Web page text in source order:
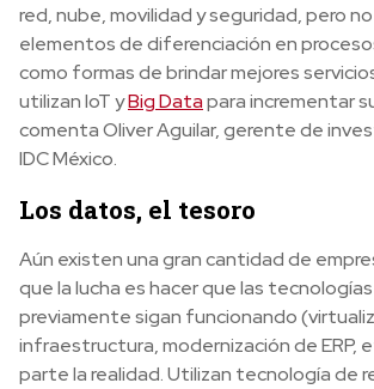
red, nube, movilidad y seguridad, pero
elementos de diferenciación en
como formas de brindar mejores
utilizan IoT yBig Datapara incrementar
comenta Oliver Aguilar, gerente de
IDC México.
Los datos, el tesoro
Aún existen una gran cantidad de
que la lucha es hacer que las
previamente sigan funcionando
infraestructura, modernización de ERP,
parte la realidad. Utilizan tecnología de